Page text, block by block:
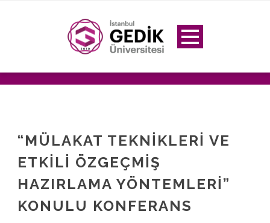
“MÜLAKAT TEKNIKLERI VE
ETKILI ÖZGEÇMIŞ
HAZIRLAMA YÖNTEMLERI”
KONULU KONFERANS